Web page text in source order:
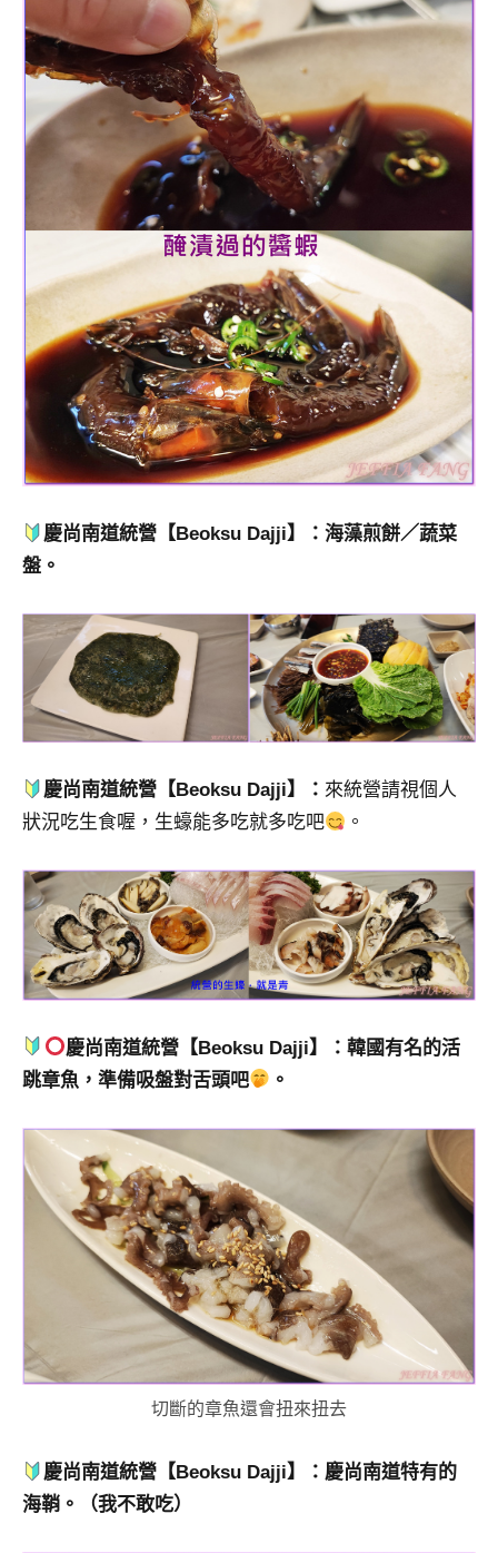
慶尚南道統營【Beoksu Dajji】：海藻煎餅／蔬菜
盤。
慶尚南道統營【Beoksu Dajji】： 來統營請視個人
狀況吃生食喔，生蠔能多吃就多吃吧
。
慶尚南道統營【Beoksu Dajji】：韓國有名的活
跳章魚，準備吸盤對舌頭吧
。
切斷的章魚還會扭來扭去
慶尚南道統營【Beoksu Dajji】：慶尚南道特有的
海鞘。（我不敢吃）